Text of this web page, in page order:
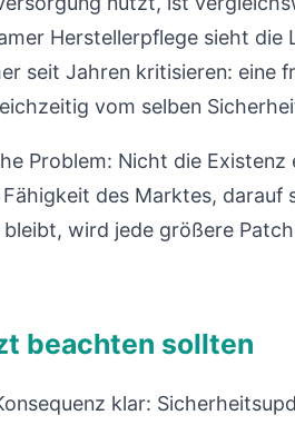
Herstellerpflege sieht
seit Jahren kritisieren: eine
vom selben
Problem: Nicht die
des Marktes, darauf
wird jede größere
beachten sollten
klar: